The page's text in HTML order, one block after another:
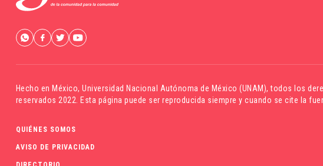
Hecho en México,Universidad Nacional Autónoma de México (UNAM), todos los
reservados 2022. Esta página puede ser reproducida siempre y cuando se cite la
QUIÉNES SOMOS
AVISO DE PRIVACIDAD